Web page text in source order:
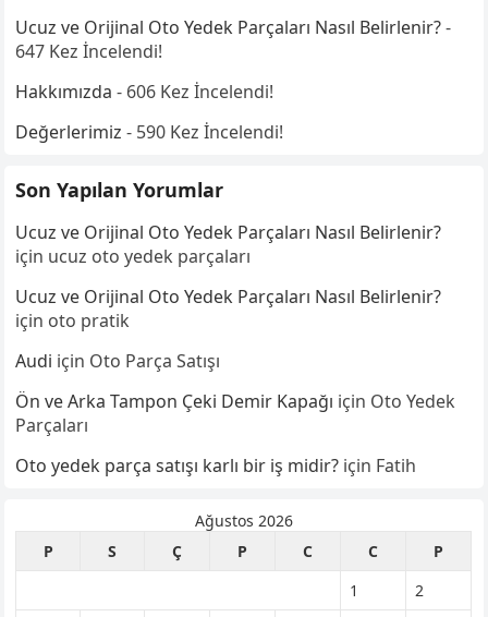
Ucuz ve Orijinal Oto Yedek Parçaları Nasıl Belirlenir?-
647 Kez İncelendi!
Hakkımızda - 606 Kez İncelendi!
Değerlerimiz - 590 Kez İncelendi!
Son Yapılan Yorumlar
Ucuz ve Orijinal Oto Yedek Parçaları Nasıl Belirlenir?
için ucuz oto yedek parçaları
Ucuz ve Orijinal Oto Yedek Parçaları Nasıl Belirlenir?
için oto pratik
Audi için Oto Parça Satışı
Ön ve Arka Tampon Çeki Demir Kapağı için Oto Yedek
Parçaları
Oto yedek parça satışı karlı bir iş midir? için Fatih
Ağustos 2026
P
S Ç P C C
P
1
2